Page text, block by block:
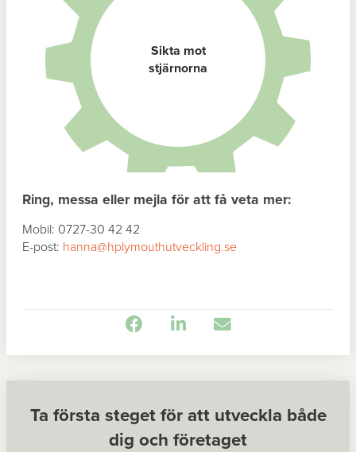
Sikta mot
stjärnorna
Ring, messa eller mejla för att få veta mer:
Mobil: 0727-30 42 42
E-post: hanna@hplymouthutveckling.se
Ta första steget för att utveckla både
dig och företaget